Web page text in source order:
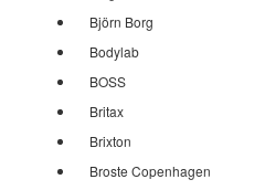
Björn Borg
Bodylab
BOSS
Britax
Brixton
Broste Copenhagen